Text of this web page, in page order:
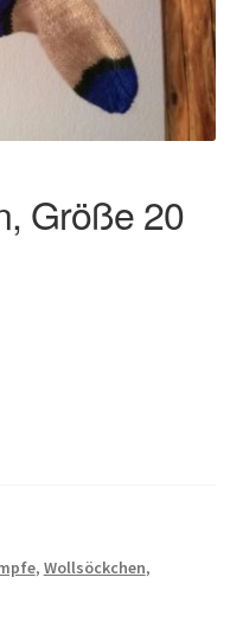
Größe 20
, Wollsöckchen,